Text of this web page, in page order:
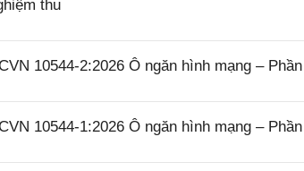
thu
10544-2:2026 Ô ngăn hình mạng –
10544-1:2026 Ô ngăn hình mạng –